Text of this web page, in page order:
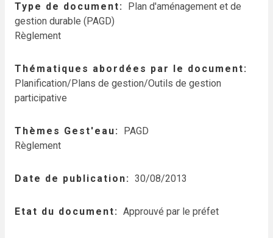
Type de document
Plan d'aménagement et de
gestion durable (PAGD)
Règlement
Thématiques abordées par le document
Planification/Plans de gestion/Outils de gestion
participative
Thèmes Gest'eau
PAGD
Règlement
Date de publication 30/08/2013
Etat du document Approuvé par le préfet